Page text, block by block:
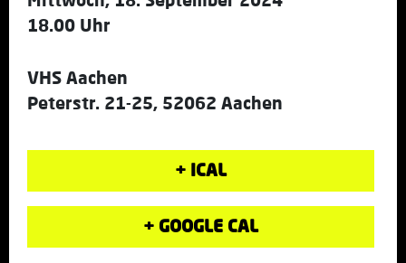
18.00 Uhr
VHS Aachen
Peterstr. 21-25, 52062 Aachen
+ ICAL
+ GOOGLE CAL